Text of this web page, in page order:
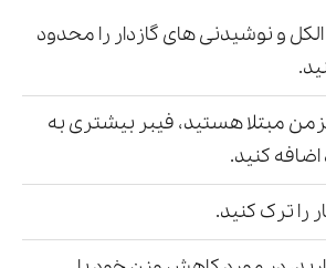
و نوشیدنی های گازدار را محدود
مبتلا هستید، فیبر بیشتری به
کنید.
را ترک کنید.